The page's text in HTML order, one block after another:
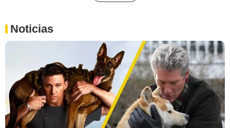
Noticias